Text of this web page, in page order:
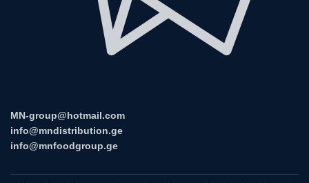
MN-group@hotmail.com
info@mndistribution.ge
info@mnfoodgroup.ge